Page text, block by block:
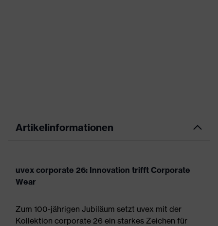
Artikelinformationen
uvex corporate 26: Innovation trifft Corporate
Wear
Zum 100-jährigen Jubiläum setzt uvex mit der
Kollektion corporate 26 ein starkes Zeichen für